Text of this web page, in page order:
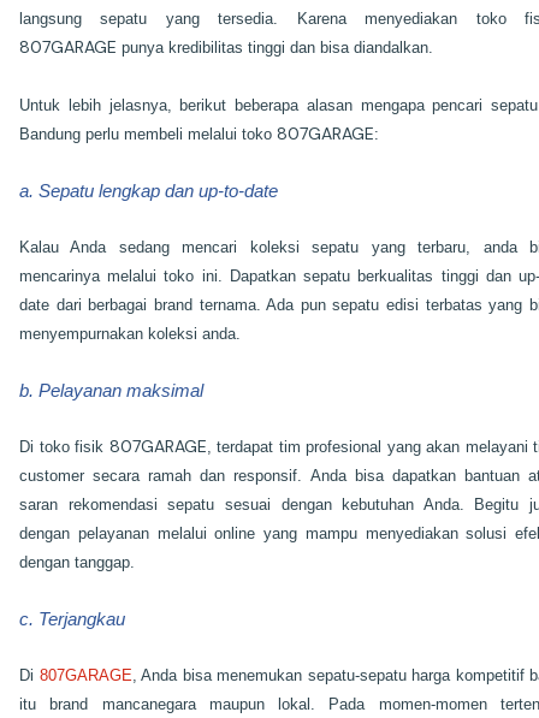
langsung sepatu yang tersedia. Karena menyediakan toko
807GARAGE punya kredibilitas tinggi dan bisa diandalkan.
Untuk lebih jelasnya, berikut beberapa alasan mengapa pencari
Bandung perlu membeli melalui toko 807GARAGE:
a. Sepatu lengkap dan up-to-date
Kalau Anda sedang mencari koleksi sepatu yang terbaru, anda
mencarinya melalui toko ini. Dapatkan sepatu berkualitas tinggi dan
date dari berbagai brand ternama. Ada pun sepatu edisi terbatas yang
menyempurnakan koleksi anda.
b. Pelayanan maksimal
Di toko fisik 807GARAGE, terdapat tim profesional yang akan melayani
customer secara ramah dan responsif. Anda bisa dapatkan bantuan
saran rekomendasi sepatu sesuai dengan kebutuhan Anda. Begitu
dengan pelayanan melalui online yang mampu menyediakan solusi
dengan tanggap.
c. Terjangkau
Di 807GARAGE, Anda bisa menemukan sepatu-sepatu harga kompetitif
itu brand mancanegara maupun lokal. Pada momen-momen